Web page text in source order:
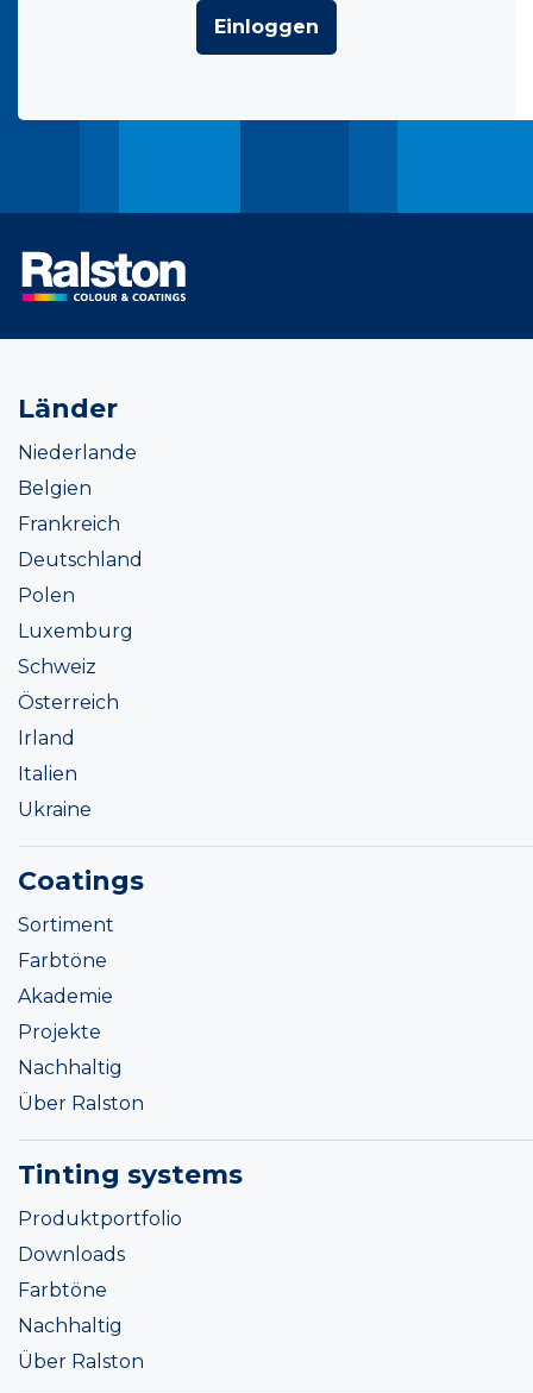
Einloggen
Länder
Niederlande
Belgien
Frankreich
Deutschland
Polen
Luxemburg
Schweiz
Österreich
Irland
Italien
Ukraine
Coatings
Sortiment
Farbtöne
Akademie
Projekte
Nachhaltig
Über Ralston
Tinting systems
Produktportfolio
Downloads
Farbtöne
Nachhaltig
Über Ralston